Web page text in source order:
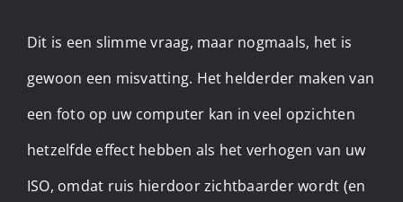
Dit is een slimme vraag, maar nogmaals, het is
gewoon een misvatting. Het helderder maken van
een foto op uw computer kan in veel opzichten
hetzelfde effect hebben als het verhogen van uw
ISO, omdat ruis hierdoor zichtbaarder wordt (en